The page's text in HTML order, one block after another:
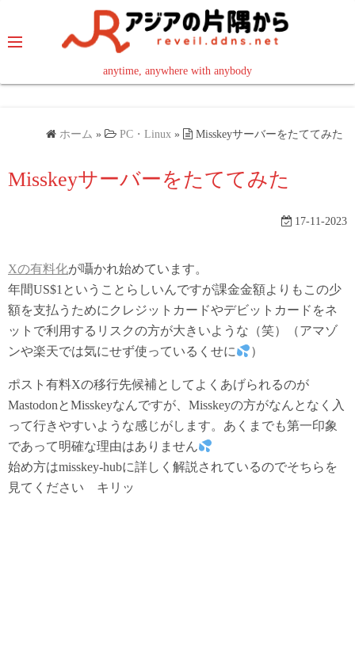
テ
ッ
anytime, anywhere with anybody
read in your language
ホーム » PC・Linux » Misskeyサーバーをたててみた
Misskeyサーバーをたててみた
17-11-2023
Xの有料化が囁かれ始めています。
年間US$1ということらしいんですが課金金額よりもこの少
額を支払うためにクレジットカードやデビットカードをネ
ットで利用するリスクの方が大きいような（笑）（アマゾ
ンや楽天では気にせず使っているくせに
）
ポスト有料Xの移行先候補としてよくあげられるのが
MastodonとMisskeyなんですが、Misskeyの方がなんとなく入
って行きやすいような感じがします。あくまでも第一印象
であって明確な理由はありません
始め方はmisskey-hubに詳しく解説されているのでそちらを
見てください キリッ